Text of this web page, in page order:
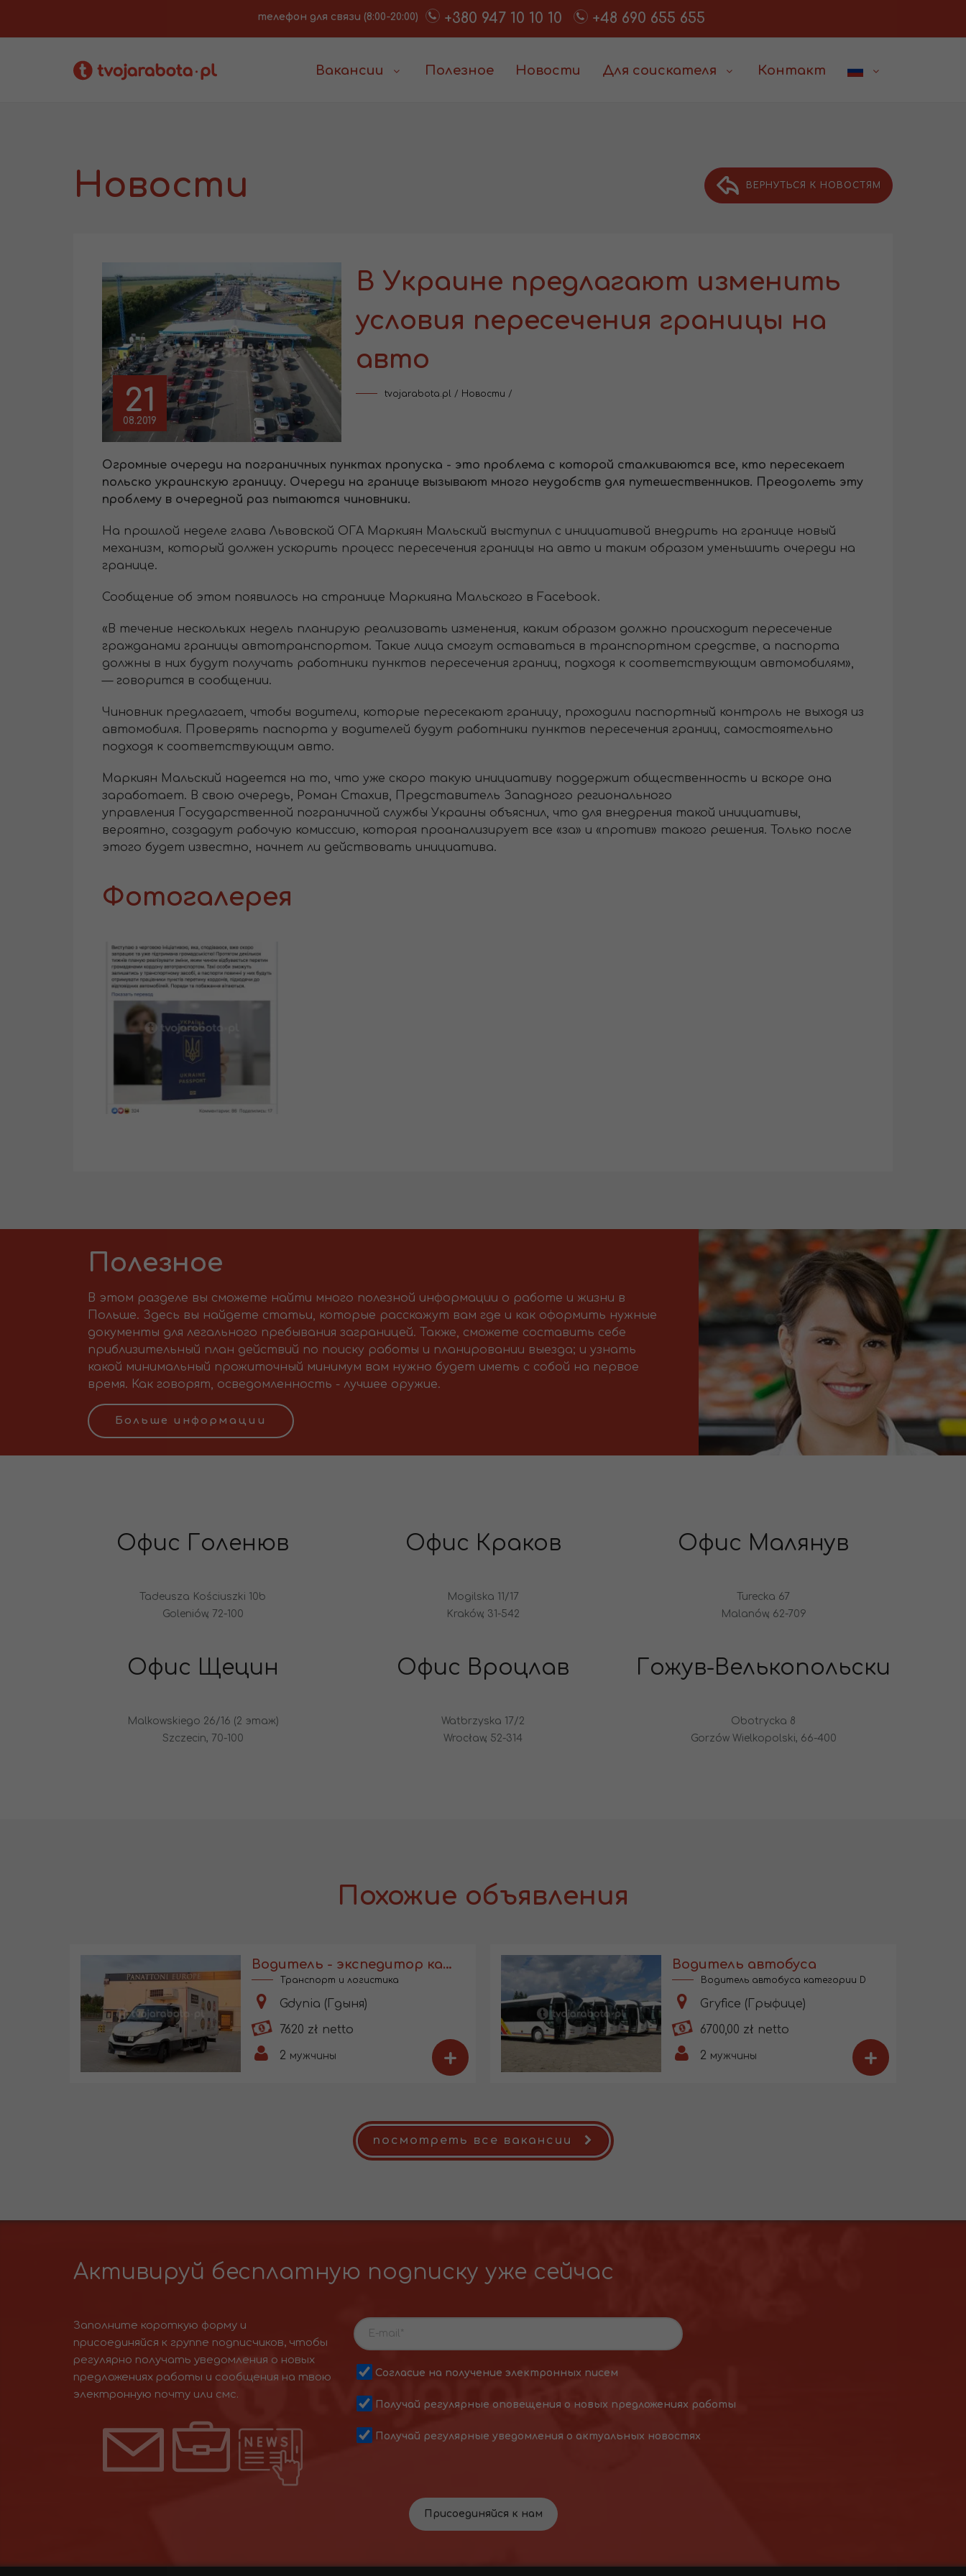
телефон для связи (8:00-20:00) +380 947 10 10 10 +48 690 655 655
Вакансии Полезное Новости Для соискателя Контакт
ВЕРНУТЬСЯ К НОВОСТЯМ
Новости
21
08.2019
В Украине предлагают изменить
условия пересечения границы на
авто
tvojarabota.pl / Новости /
Огромные очереди на пограничных пунктах пропуска - это проблема с которой сталкиваются все, кто пересекает
польско украинскую границу. Очереди на границе вызывают много неудобств для путешественников. Преодолеть эту
проблему в очередной раз пытаются чиновники.
На прошлой неделе глава Львовской ОГА Маркиян Мальский выступил с инициативой внедрить на границе новый
механизм, который должен ускорить процесс пересечения границы на авто и таким образом уменьшить очереди на
границе.
Сообщение об этом появилось на странице Маркияна Мальского в Facebook.
«В течение нескольких недель планирую реализовать изменения, каким образом должно происходит пересечение
гражданами границы автотранспортом. Такие лица смогут оставаться в транспортном средстве, а паспорта
должны в них будут получать работники пунктов пересечения границ, подходя к соответствующим автомобилям»,
— говорится в сообщении.
Чиновник предлагает, чтобы водители, которые пересекают границу, проходили паспортный контроль не выходя из
автомобиля. Проверять паспорта у водителей будут работники пунктов пересечения границ, самостоятельно
подходя к соответствующим авто.
Маркиян Мальский надеется на то, что уже скоро такую инициативу поддержит общественность и вскоре она
заработает. В свою очередь, Роман Стахив, Представитель Западного регионального
управления Государственной пограничной службы Украины объяснил, что для внедрения такой инициативы,
вероятно, создадут рабочую комиссию, которая проанализирует все «за» и «против» такого решения. Только после
этого будет известно, начнет ли действовать инициатива.
Фотогалерея
Полезное
В этом разделе вы сможете найти много полезной информации о работе и жизни в
Польше. Здесь вы найдете статьи, которые расскажут вам где и как оформить нужные
документы для легального пребывания заграницей. Также, сможете составить себе
приблизительный план действий по поиску работы и планировании выезда; и узнать
какой минимальный прожиточный минимум вам нужно будет иметь с собой на первое
время. Как говорят, осведомленность - лучшее оружие.
Больше информации
Офис Голенюв
Tadeusza Kościuszki 10b
Goleniów, 72-100
Офис Краков
Mogilska 11/17
Kraków, 31-542
Офис Малянув
Turecka 67
Malanów, 62-709
Офис Щецин
Malkowskiego 26/16 (2 этаж)
Szczecin, 70-100
Офис Вроцлав
Watbrzyska 17/2
Wrocław, 52-314
Гожув-Велькопольски
Obotrycka 8
Gorzów Wielkopolski, 66-400
Похожие объявления
Водитель - экспедитор кат. В
Транспорт и логистика
Gdynia (Гдыня)
7620 zł netto
2 мужчины +
Водитель автобуса
Водитель автобуса категории D
Gryfice (Грыфице)
6700,00 zł netto
2 мужчины +
посмотреть все вакансии
Активируй бесплатную подписку уже сейчас
Заполните короткую форму и
присоединяйся к группе подписчиков, чтобы
регулярно получать уведомления о новых
предложениях работы и сообщения на твою
электронную почту или смс.
Согласие на получение электронных писем
Получай регулярные оповещения о новых предложениях работы
Получай регулярные уведомления о актуальных новостях
Присоединяйся к нам